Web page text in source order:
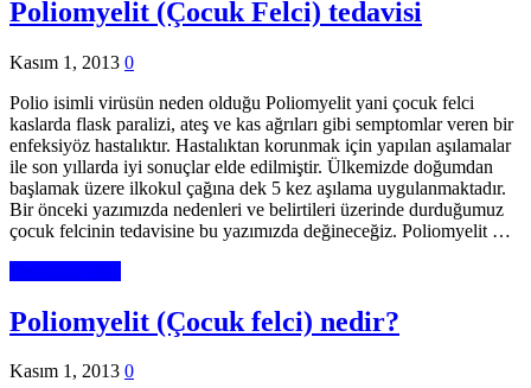
Poliomyelit (Çocuk Felci) tedavisi
Kasım 1, 2013 0
Polio isimli virüsün neden olduğu Poliomyelit yani çocuk felci
kaslarda flask paralizi, ateş ve kas ağrıları gibi semptomlar veren bir
enfeksiyöz hastalıktır. Hastalıktan korunmak için yapılan aşılamalar
ile son yıllarda iyi sonuçlar elde edilmiştir. Ülkemizde doğumdan
başlamak üzere ilkokul çağına dek 5 kez aşılama uygulanmaktadır.
Bir önceki yazımızda nedenleri ve belirtileri üzerinde durduğumuz
çocuk felcinin tedavisine bu yazımızda değineceğiz. Poliomyelit …
Poliomyelit (Çocuk felci) nedir?
Kasım 1, 2013 0